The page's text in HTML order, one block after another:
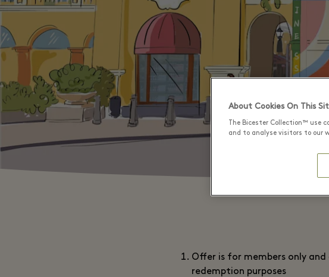
Offer is for members only
redemption purposes
About Cookies On This
The Bicester Collection™ use
and to analyse visitors to our